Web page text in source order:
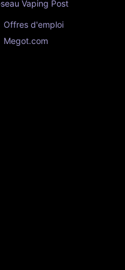
Vaping Post
Offres d'emploi
Megot.com